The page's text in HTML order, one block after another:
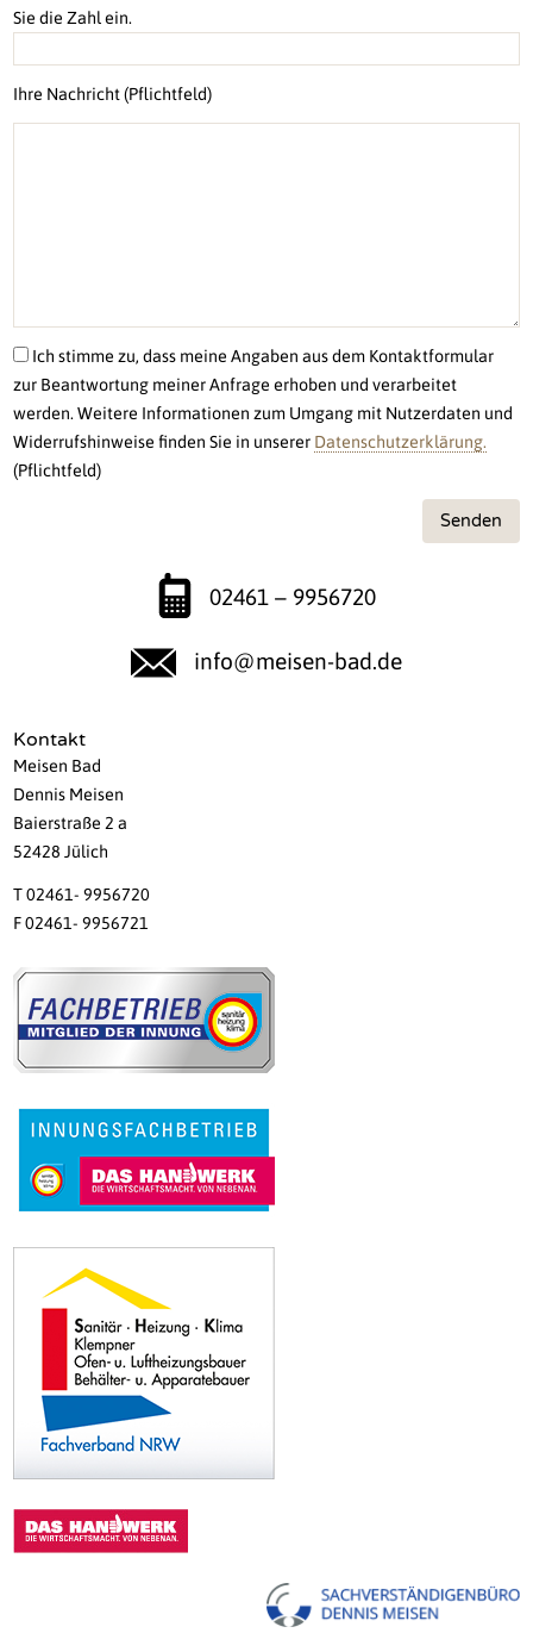
Sie die Zahl ein.
Ihre Nachricht (Pflichtfeld)
Ich stimme zu, dass meine Angaben aus dem Kontaktformular
zur Beantwortung meiner Anfrage erhoben und verarbeitet
werden. Weitere Informationen zum Umgang mit Nutzerdaten und
Widerrufshinweise finden Sie in unserer Datenschutzerklärung.
(Pflichtfeld)
02461 – 9956720
info@meisen-bad.de
Kontakt
Meisen Bad
Dennis Meisen
Baierstraße 2 a
52428 Jülich
T 02461- 9956720
F 02461- 9956721